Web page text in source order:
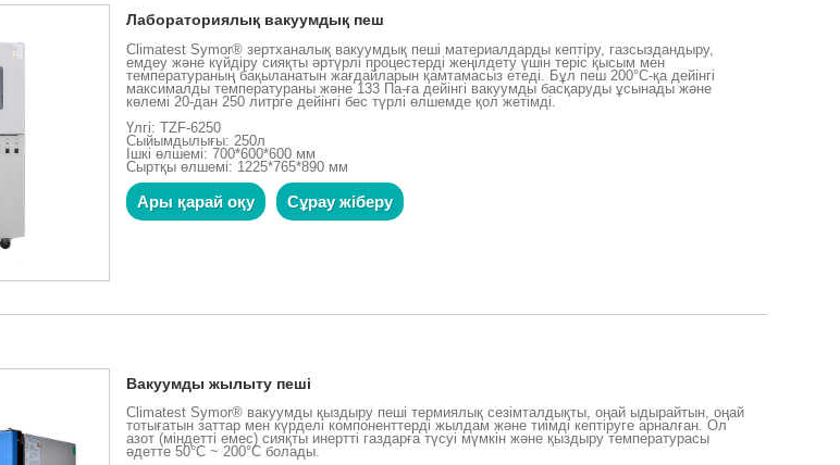
Лабораториялық вакуумдық пеш
Climatest Symor® зертханалық вакуумдық пеші материалдарды кептіру, газсыздандыру,
емдеу және күйдіру сияқты әртүрлі процестерді жеңілдету үшін теріс қысым мен
температураның бақыланатын жағдайларын қамтамасыз етеді. Бұл пеш 200°C-қа дейінгі
максималды температураны және 133 Па-ға дейінгі вакуумды басқаруды ұсынады және
көлемі 20-дан 250 литрге дейінгі бес түрлі өлшемде қол жетімді.
Үлгі: TZF-6250
Сыйымдылығы: 250л
Ішкі өлшемі: 700*600*600 мм
Сыртқы өлшемі: 1225*765*890 мм
Ары қарай оқу Сұрау жіберу
Вакуумды жылыту пеші
Climatest Symor® вакуумды қыздыру пеші термиялық сезімталдықты, оңай ыдырайтын, оңай
тотығатын заттар мен күрделі компоненттерді жылдам және тиімді кептіруге арналған. Ол
азот (міндетті емес) сияқты инертті газдарға түсуі мүмкін және қыздыру температурасы
әдетте 50°C ~ 200°C болады.